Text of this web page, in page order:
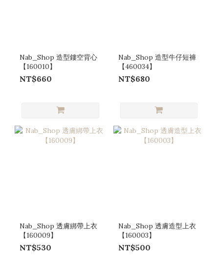
Nab_Shop 造型鏤空背心
【160010】
NT$660
Nab_Shop 造型牛仔短褲
【460034】
NT$680
Nab_Shop 透膚綁帶上衣
【160009】
NT$530
Nab_Shop 透膚造型上衣
【160003】
NT$500